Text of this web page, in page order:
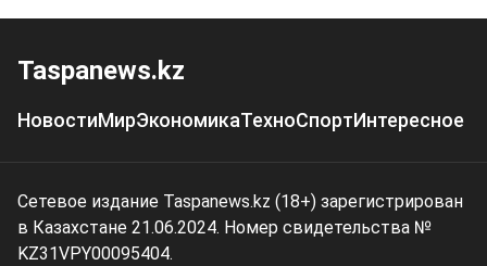
Taspanews.kz
НовостиМирЭкономикаТехноСпортИнтересное
Сетевое издание Taspanews.kz (18+) зарегистрирован
в Казахстане 21.06.2024. Номер свидетельства №
KZ31VPY00095404.